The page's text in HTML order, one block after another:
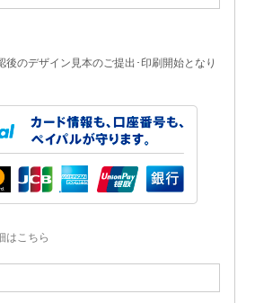
後のデザイン見本のご提出･印刷開始となり
はこちら